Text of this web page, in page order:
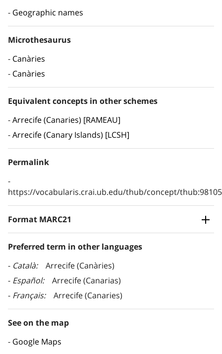
Geographic names
Microthesaurus
Canàries
Canàries
Equivalent concepts in other schemes
Arrecife (Canaries) [RAMEAU]
Arrecife (Canary Islands) [LCSH]
Permalink
https://vocabularis.crai.ub.edu/thub/concept/
Format MARC21
Preferred term in other languages
Català
Arrecife (Canàries)
Español
Arrecife (Canarias)
Français
Arrecife (Canaries)
See on the map
Google Maps